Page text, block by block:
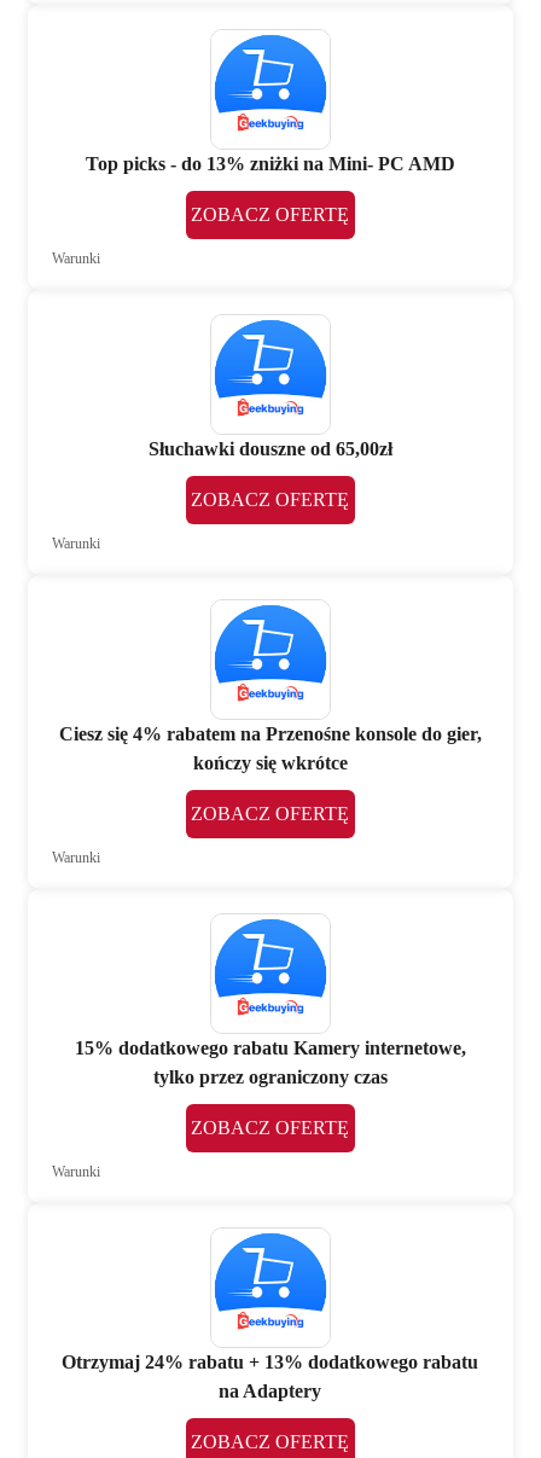
Top picks - do 13% zniżki na Mini- PC AMD
ZOBACZ OFERTĘ
Warunki
Słuchawki douszne od 65,00zł
ZOBACZ OFERTĘ
Warunki
Ciesz się 4% rabatem na Przenośne konsole do gier,
kończy się wkrótce
ZOBACZ OFERTĘ
Warunki
15% dodatkowego rabatu Kamery internetowe,
tylko przez ograniczony czas
ZOBACZ OFERTĘ
Warunki
Otrzymaj 24% rabatu + 13% dodatkowego rabatu
na Adaptery
ZOBACZ OFERTĘ